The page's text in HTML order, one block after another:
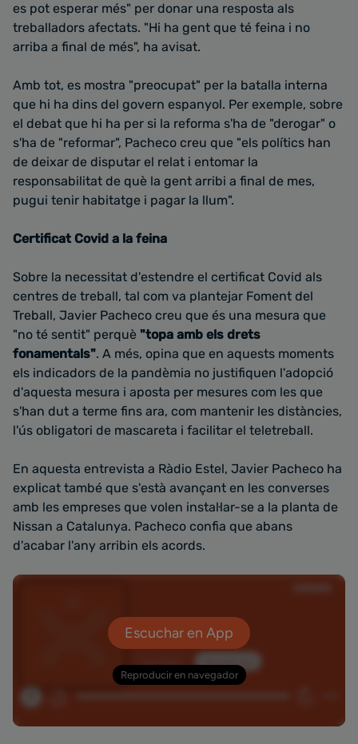
es pot esperar més" per donar una resposta als
treballadors afectats. "Hi ha gent que té feina i no
arriba a final de més", ha avisat.
Amb tot, es mostra "preocupat" per la batalla interna
que hi ha dins del govern espanyol. Per exemple, sobre
el debat que hi ha per si la reforma s'ha de "derogar" o
s'ha de "reformar", Pacheco creu que "els polítics han
de deixar de disputar el relat i entomar la
responsabilitat de què la gent arribi a final de mes,
pugui tenir habitatge i pagar la llum".
Certificat Covid a la feina
Sobre la necessitat d'estendre el certificat Covid als
centres de treball, tal com va plantejar Foment del
Treball, Javier Pacheco creu que és una mesura que
"no té sentit" perquè "topa amb els drets
fonamentals". A més, opina que en aquests moments
els indicadors de la pandèmia no justifiquen l'adopció
d'aquesta mesura i aposta per mesures com les que
s'han dut a terme fins ara, com mantenir les distàncies,
l'ús obligatori de mascareta i facilitar el teletreball.
En aquesta entrevista a Ràdio Estel, Javier Pacheco ha
explicat també que s'està avançant en les converses
amb les empreses que volen instal·lar-se a la planta de
Nissan a Catalunya. Pacheco confia que abans
d'acabar l'any arribin els acords.